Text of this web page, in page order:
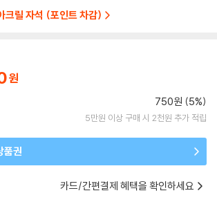
크릴 자석 (포인트 차감)
750원 (5%)
5만원 이상 구매 시 2천원 추가 적립
품권
카드/간편결제 혜택을 확인하세요